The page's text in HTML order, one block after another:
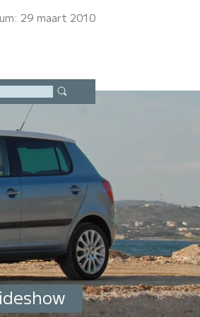
29 maart 2010